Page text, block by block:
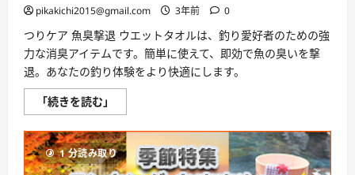
に
い
て
さ
ら
に
読
pikakichi2015@gmail.com 3年前 0
つりケア 魚臭撃退 ウエットタオルは、釣り愛好者のための強
力な消臭アイテムです。簡単に使えて、即効で魚の臭いを撃
退。あなたの釣り体験をより快適にします。
「続きを読む」
り
ア
魚
臭
撃
1 分読み取り